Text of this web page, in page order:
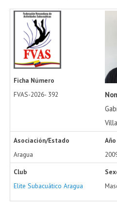
Ficha Número
FVAS-2026- 392
Asociación/Estado
Aragua
Club
Elite Subacuático Aragua